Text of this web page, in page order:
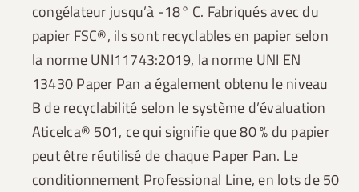
congélateur jusqu’à -18° C. Fabriqués avec du
papier FSC®, ils sont recyclables en papier selon
la norme UNI11743:2019, la norme UNI EN
13430 Paper Pan a également obtenu le niveau
B de recyclabilité selon le système d’évaluation
Aticelca® 501, ce qui signifie que 80 % du papier
peut être réutilisé de chaque Paper Pan. Le
conditionnement Professional Line, en lots de 50